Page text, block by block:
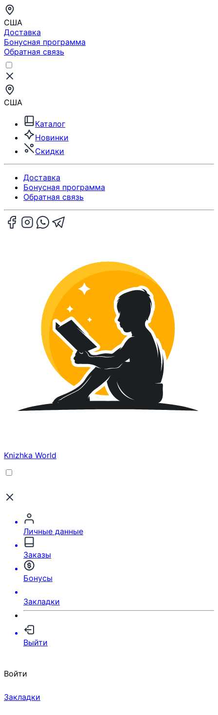
США
Доставка
Бонусная программа
Обратная связь
США
Каталог
Новинки
Скидки
Доставка
Бонусная программа
Обратная связь
Knizhka World
Личные данные
Заказы
Бонусы
Закладки
Выйти
Войти
Закладки